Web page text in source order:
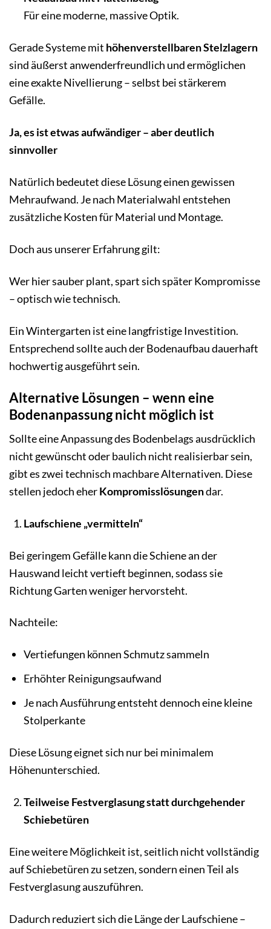
Für eine moderne, massive Optik.
Gerade Systeme mit höhenverstellbaren Stelzlagern
sind äußerst anwenderfreundlich und ermöglichen
eine exakte Nivellierung – selbst bei stärkerem
Gefälle.
Ja, es ist etwas aufwändiger – aber deutlich
sinnvoller
Natürlich bedeutet diese Lösung einen gewissen
Mehraufwand. Je nach Materialwahl entstehen
zusätzliche Kosten für Material und Montage.
Doch aus unserer Erfahrung gilt:
Wer hier sauber plant, spart sich später Kompromisse
– optisch wie technisch.
Ein Wintergarten ist eine langfristige Investition.
Entsprechend sollte auch der Bodenaufbau dauerhaft
hochwertig ausgeführt sein.
Alternative Lösungen – wenn eine
Bodenanpassung nicht möglich ist
Sollte eine Anpassung des Bodenbelags ausdrücklich
nicht gewünscht oder baulich nicht realisierbar sein,
gibt es zwei technisch machbare Alternativen. Diese
stellen jedoch eherKompromisslösungendar.
Laufschiene „vermitteln“
Bei geringem Gefälle kann die Schiene an der
Hauswand leicht vertieft beginnen, sodass sie
Richtung Garten weniger hervorsteht.
Nachteile:
Vertiefungen können Schmutz sammeln
Erhöhter Reinigungsaufwand
Je nach Ausführung entsteht dennoch eine kleine
Stolperkante
Diese Lösung eignet sich nur bei minimalem
Höhenunterschied.
Teilweise Festverglasung statt durchgehender
Schiebetüren
Eine weitere Möglichkeit ist, seitlich nicht vollständig
auf Schiebetüren zu setzen, sondern einen Teil als
Festverglasung auszuführen.
Dadurch reduziert sich die Länge der Laufschiene –